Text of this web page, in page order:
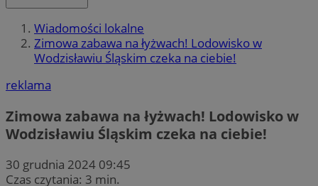
Wiadomości lokalne
Zimowa zabawa na łyżwach! Lodowisko w
Wodzisławiu Śląskim czeka na ciebie!
reklama
Zimowa zabawa na łyżwach! Lodowisko w
Wodzisławiu Śląskim czeka na ciebie!
30 grudnia 2024 09:45
Czas czytania: 3 min.